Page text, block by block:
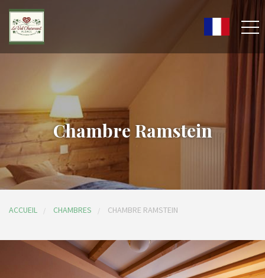
Chambre Ramstein
ACCUEIL CHAMBRES CHAMBRE RAMSTEIN